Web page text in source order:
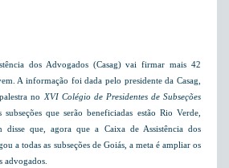
dos Advogados (Casag) vai firmar mais 42
A informação foi dada pelo presidente da Casag,
no
XVI Colégio de Presidentes de Subseções
que serão beneficiadas estão Rio Verde,
disse que, agora que a Caixa de Assistência dos
a todas as subseções de Goiás, a meta é ampliar os
advogados.